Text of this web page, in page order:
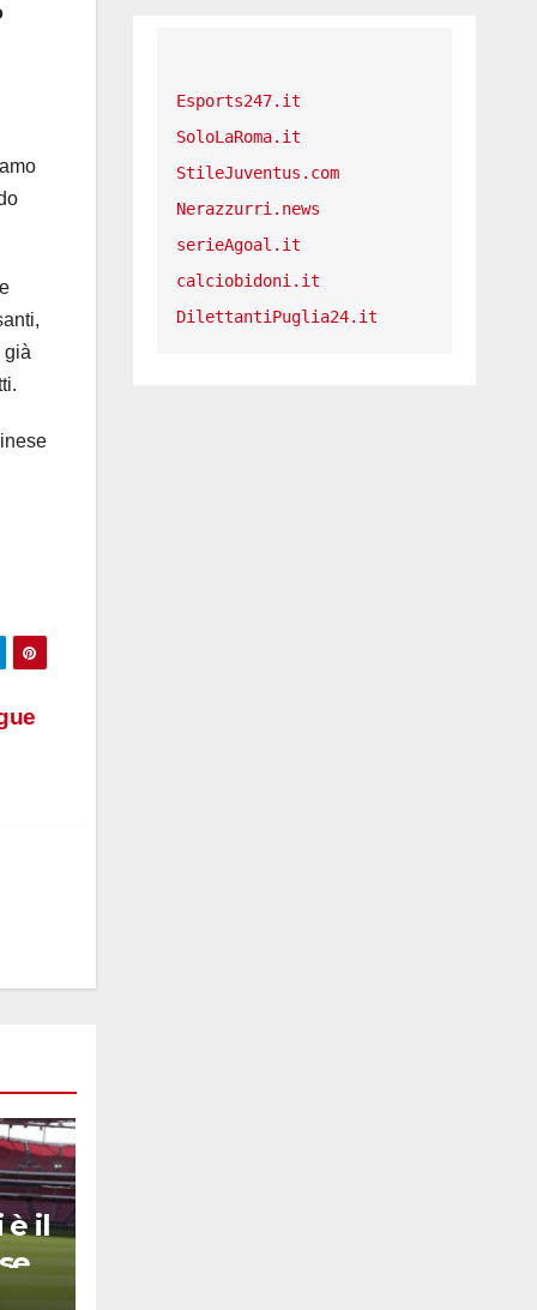
già
è il
Esports247.it
SoloLaRoma.it
StileJuventus.com
Nerazzurri.news
serieAgoal.it
calciobidoni.it
DilettantiPuglia24.it